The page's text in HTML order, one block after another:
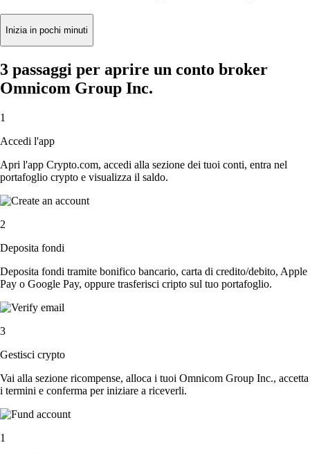
Inizia in pochi minuti
3 passaggi per aprire un conto broker
Omnicom Group Inc.
1
Accedi l'app
Apri l'app Crypto.com, accedi alla sezione dei tuoi conti, entra nel
portafoglio crypto e visualizza il saldo.
2
Deposita fondi
Deposita fondi tramite bonifico bancario, carta di credito/debito, Apple
Pay o Google Pay, oppure trasferisci cripto sul tuo portafoglio.
3
Gestisci crypto
Vai alla sezione ricompense, alloca i tuoi Omnicom Group Inc., accetta
i termini e conferma per iniziare a riceverli.
1